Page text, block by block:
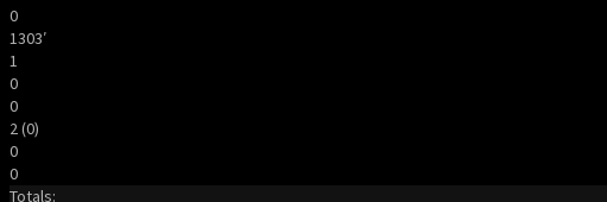
0
1303′
1
0
0
2 (0)
0
0
Totals: